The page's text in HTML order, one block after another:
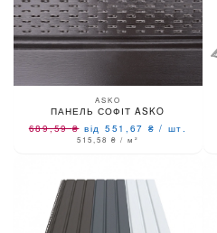
ASKO
ПАНЕЛЬ СОФІТ ASKO
689,59₴ від 551,67 ₴ / шт.
515,58 ₴ / м²